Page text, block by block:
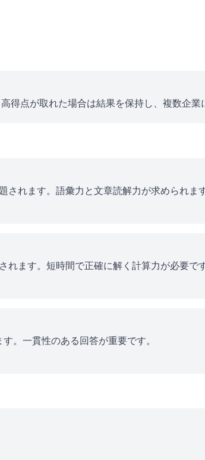
点が取れた場合は結果を保持し、複数企業
れます。語彙力と文章読解力が求められます
ます。短時間で正確に解く計算力が必要です
。一貫性のある回答が重要です。